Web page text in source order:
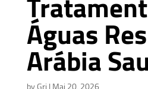
Águas
Arábia